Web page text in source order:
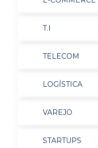
T.I
TELECOM
LOGÍSTICA
VAREJO
STARTUPS